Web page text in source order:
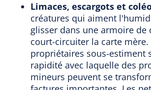
Limaces, escargots et
créatures qui aiment
glisser dans une armoire de
court-circuiter la carte mère.
propriétaires sous-estiment
rapidité avec laquelle des
mineurs peuvent se